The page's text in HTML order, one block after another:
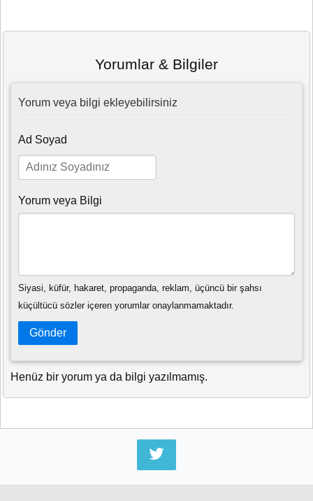
Yorumlar & Bilgiler
Yorum veya bilgi ekleyebilirsiniz
Ad Soyad
Yorum veya Bilgi
Siyasi, küfür, hakaret, propaganda, reklam, üçüncü bir şahsı
küçültücü sözler içeren yorumlar onaylanmamaktadır.
Gönder
Henüz bir yorum ya da bilgi yazılmamış.